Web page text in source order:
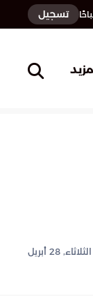
تسجيل
الثلاثاء, 28 أبريل